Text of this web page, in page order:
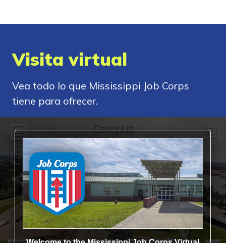
Visita virtual
Vea todo lo que Mississippi Job Corps
tiene para ofrecer.